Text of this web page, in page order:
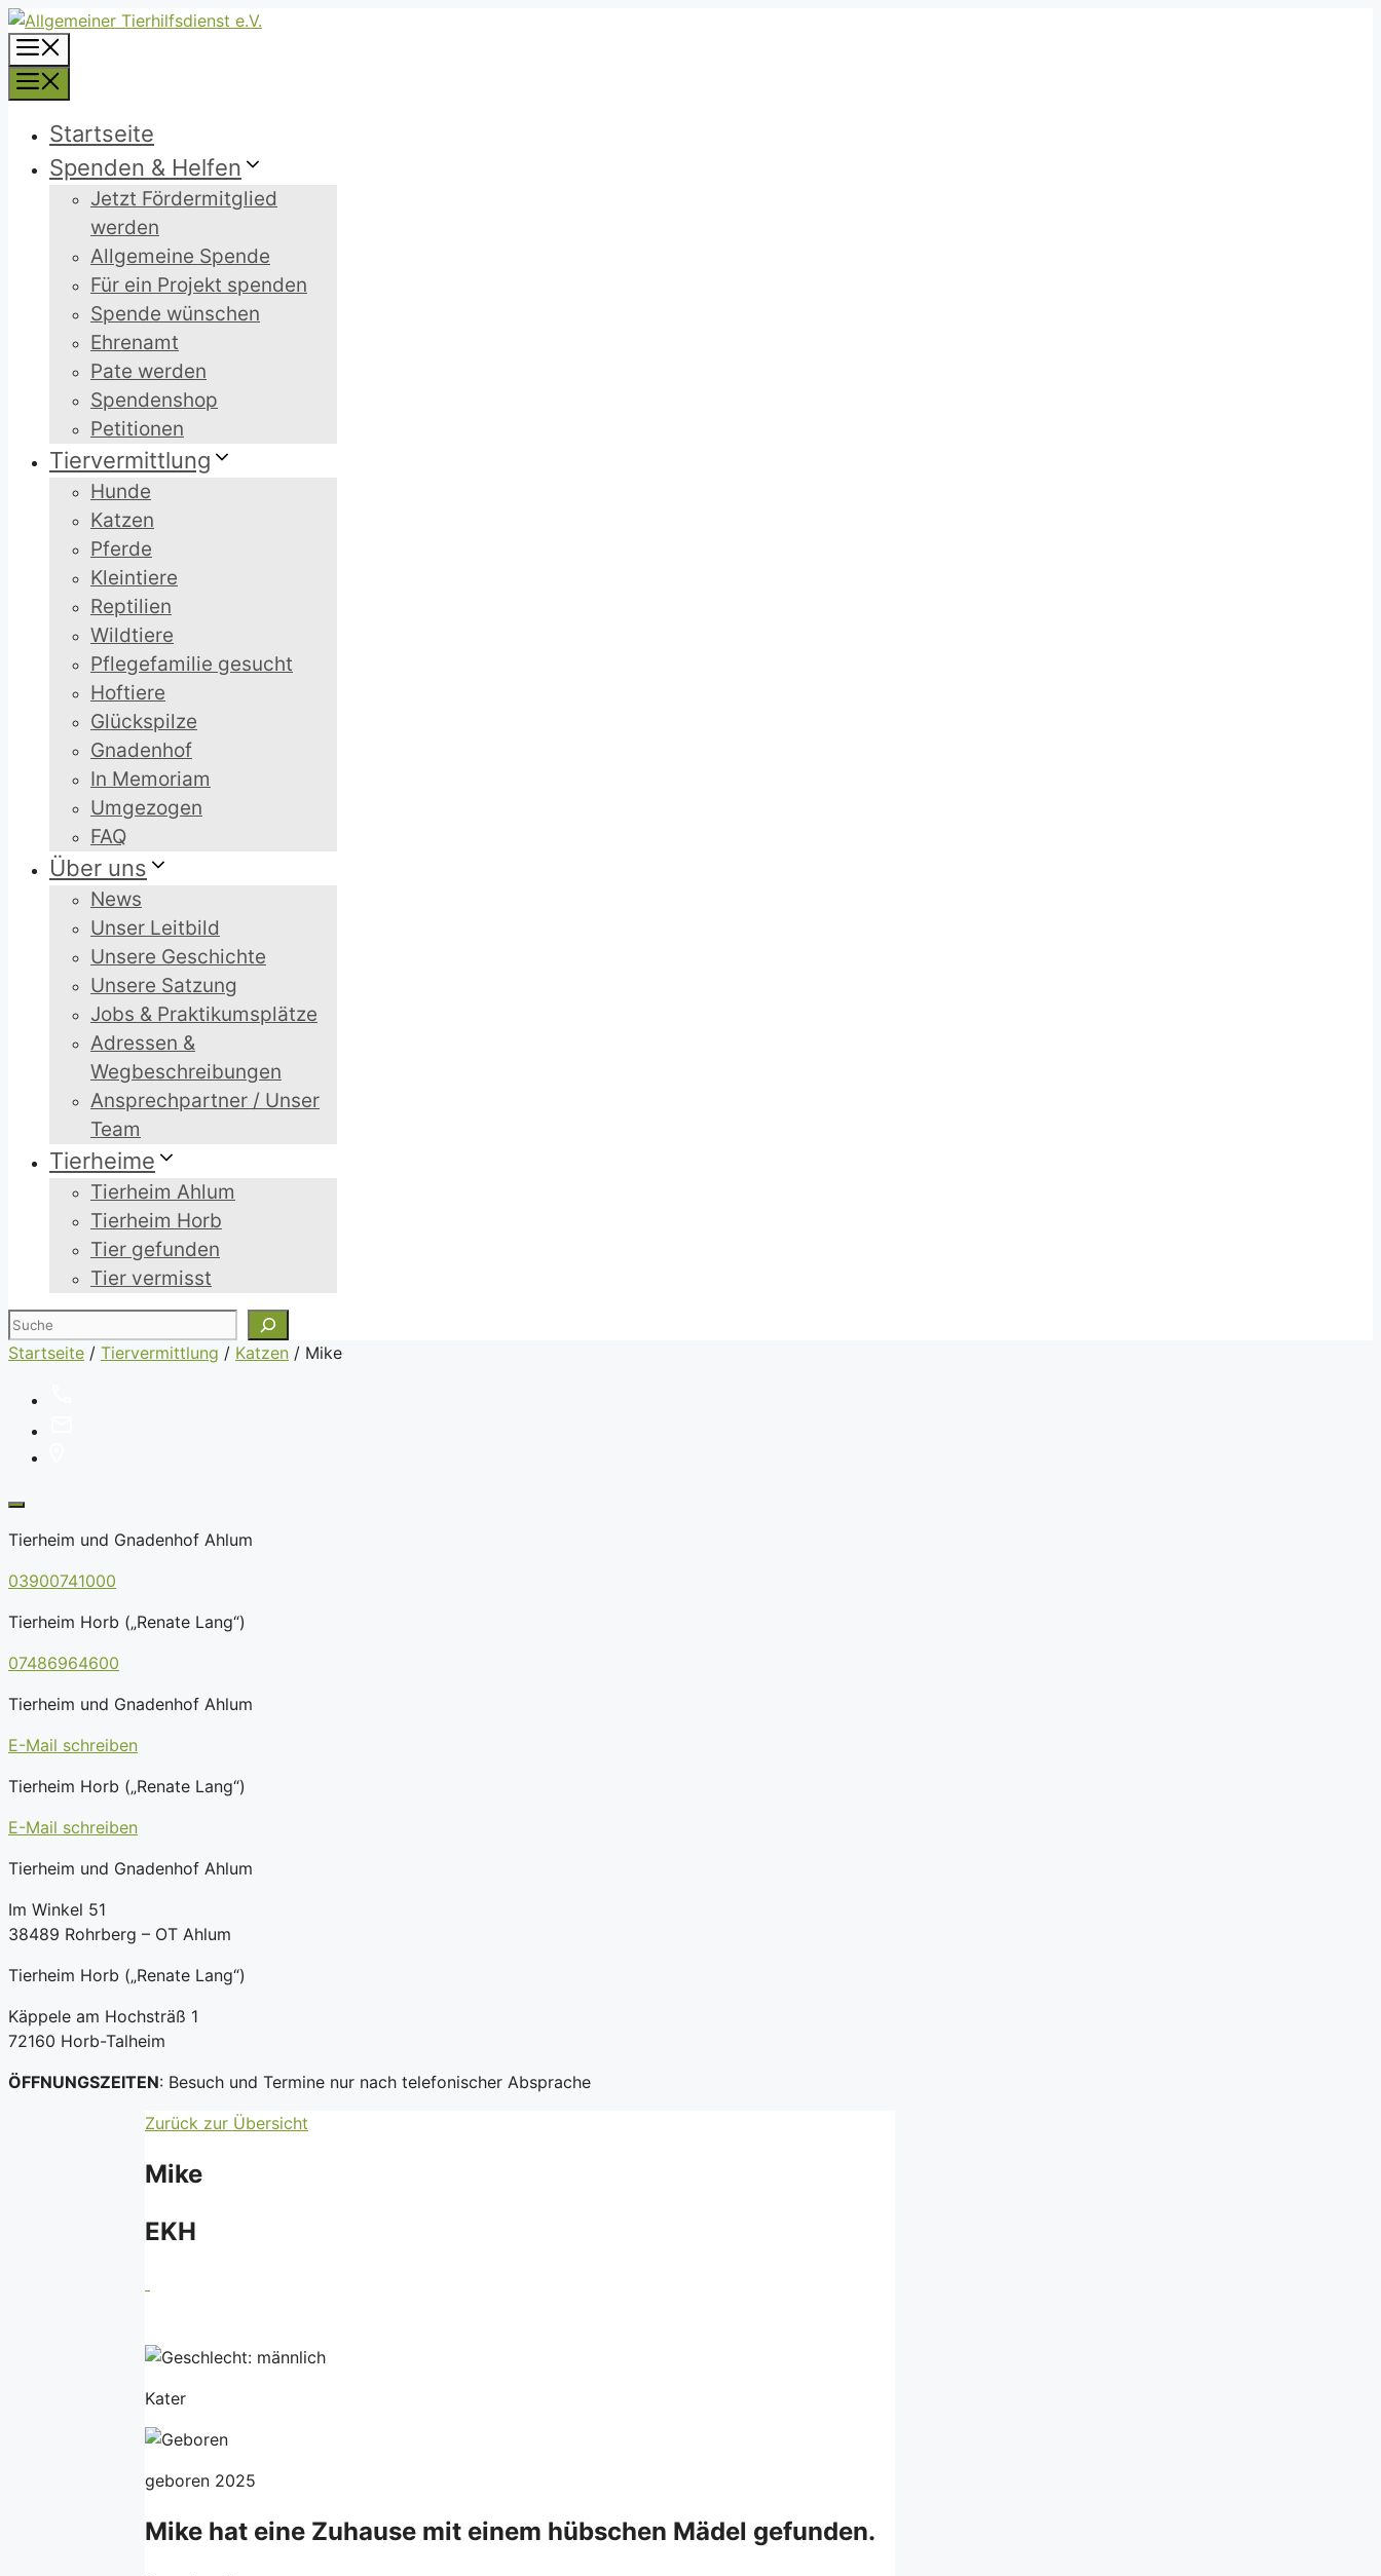
Zum
Inhalt
springen
Startseite
Spenden & Helfen
Jetzt Fördermitglied
werden
Allgemeine Spende
Für ein Projekt spenden
Spende wünschen
Ehrenamt
Pate werden
Spendenshop
Petitionen
Tiervermittlung
Hunde
Katzen
Pferde
Kleintiere
Reptilien
Wildtiere
Pflegefamilie gesucht
Hoftiere
Glückspilze
Gnadenhof
In Memoriam
Umgezogen
FAQ
Über uns
News
Unser Leitbild
Unsere Geschichte
Unsere Satzung
Jobs & Praktikumsplätze
Adressen &
Wegbeschreibungen
Ansprechpartner / Unser
Team
Tierheime
Tierheim Ahlum
Tierheim Horb
Tier gefunden
Tier vermisst
Suchen
Startseite / Tiervermittlung / Katzen / Mike
Tierheim und Gnadenhof Ahlum
03900741000
Tierheim Horb („Renate Lang“)
07486964600
Tierheim und Gnadenhof Ahlum
E-Mail schreiben
Tierheim Horb („Renate Lang“)
E-Mail schreiben
Tierheim und Gnadenhof Ahlum
Im Winkel 51
38489 Rohrberg – OT Ahlum
Tierheim Horb („Renate Lang“)
Käppele am Hochsträß 1
72160 Horb-Talheim
ÖFFNUNGSZEITEN: Besuch und Termine nur nach telefonischer Absprache
Zurück zur Übersicht
Mike
EKH
Kater
geboren 2025
Mike hat eine Zuhause mit einem hübschen Mädel gefunden.